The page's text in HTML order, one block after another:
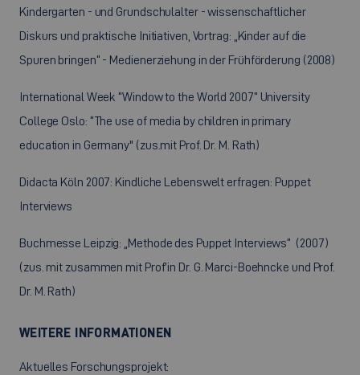
Kindergarten - und Grundschulalter - wissenschaftlicher
Diskurs und praktische Initiativen, Vortrag: „Kinder auf die
Spuren bringen“ - Medienerziehung in der Frühförderung (2008)
International Week “Window to the World 2007” University
College Oslo: “The use of media by children in primary
education in Germany" (zus.mit Prof. Dr. M. Rath)
Didacta Köln 2007: Kindliche Lebenswelt erfragen: Puppet
Interviews
Buchmesse Leipzig: „Methode des Puppet Interviews“ (2007)
(zus. mit zusammen mit Prof’in Dr. G. Marci-Boehncke und Prof.
Dr. M. Rath)
WEITERE INFORMATIONEN
Aktuelles Forschungsprojekt: